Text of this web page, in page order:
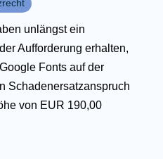
unlängst ein
Aufforderung erhalten,
Fonts auf der
Schadenersatzanspruch
von EUR 190,00